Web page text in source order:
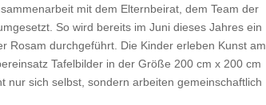
mit dem Elternbeirat, dem Team der
So wird bereits im Juni dieses Jahres ein
Rosam durchgeführt. Die Kinder erleben Kunst am
Tafelbilder in der Größe 200 cm x 200 cm
nur sich selbst, sondern arbeiten gemeinschaftlich